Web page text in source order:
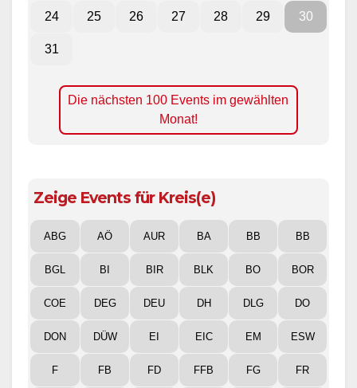
24 25 26 27 28 29 30
31
Die nächsten 100 Events im gewählten
Monat!
Zeige Events für Kreis(e)
ABG AÖ AUR BA BB BB
BGL BI BIR BLK BO BOR
COE DEG DEU DH DLG DO
DON DÜW EI EIC EM ESW
F FB FD FFB FG FR